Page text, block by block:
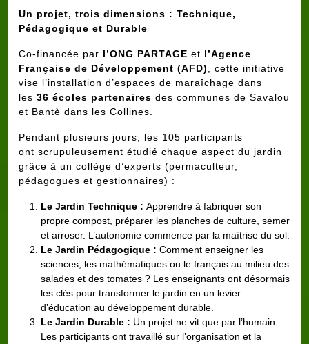
Un projet, trois dimensions : Technique,
Pédagogique et Durable
Co-financée par l’ONG PARTAGE et l’Agence
Française de Développement (AFD)
, cette initiative
vise l’installation d’espaces de maraîchage dans
les 36 écoles partenaires des communes de Savalou
et Bantè dans les Collines.
Pendant plusieurs jours, les 105 participants
ont scrupuleusement étudié chaque aspect du jardin
grâce à un collège d’experts (permaculteur,
pédagogues et gestionnaires) :
Le Jardin Technique : Apprendre à fabriquer son
propre compost, préparer les planches de culture, semer
et arroser. L’autonomie commence par la maîtrise du sol.
Le Jardin Pédagogique : Comment enseigner les
sciences, les mathématiques ou le français au milieu des
salades et des tomates ? Les enseignants ont désormais
les clés pour transformer le jardin en un levier
d’éducation au développement durable.
Le Jardin Durable : Un projet ne vit que par l’humain.
Les participants ont travaillé sur l’organisation et la